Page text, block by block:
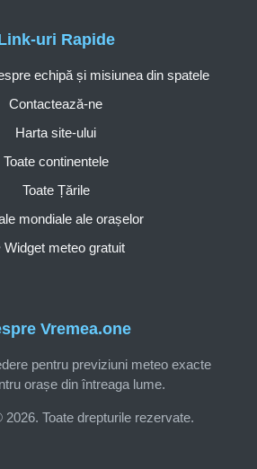
Vremea.one
pentru previziuni meteo exacte
orașe din întreaga lume.
Toate drepturile rezervate.
uri Rapide
echipă și misiunea din spatele
Contactează-ne
Harta site-ului
Toate continentele
Toate Țările
mondiale ale orașelor
Widget meteo gratuit